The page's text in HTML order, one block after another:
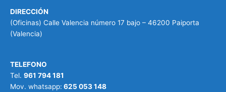
DIRECCIÓN
(Oficinas) Calle Valencia número 17 bajo – 46200 Paiporta
(Valencia)
TELEFONO
Tel. 961 794 181
Mov. whatsapp: 625 053 148